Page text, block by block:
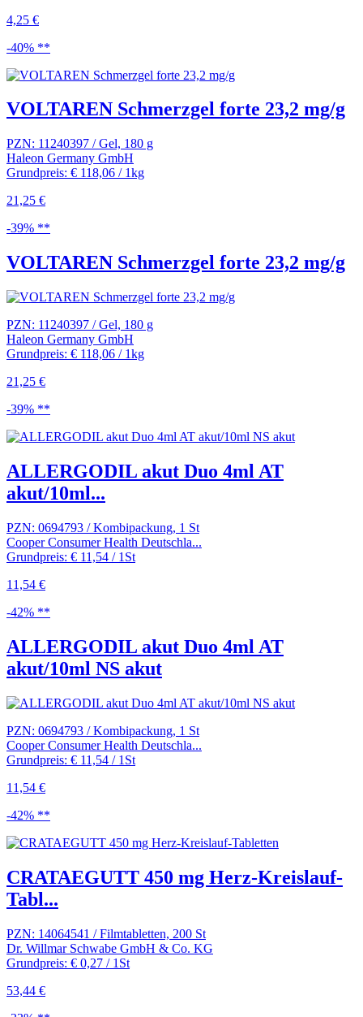
4,25 €
-40% **
VOLTAREN Schmerzgel forte 23,2 mg/g
PZN: 11240397 / Gel, 180 g
Haleon Germany GmbH
Grundpreis: € 118,06 / 1kg
21,25 €
-39% **
VOLTAREN Schmerzgel forte 23,2 mg/g
PZN: 11240397 / Gel, 180 g
Haleon Germany GmbH
Grundpreis: € 118,06 / 1kg
21,25 €
-39% **
ALLERGODIL akut Duo 4ml AT
akut/10ml...
PZN: 0694793 / Kombipackung, 1 St
Cooper Consumer Health Deutschla...
Grundpreis: € 11,54 / 1St
11,54 €
-42% **
ALLERGODIL akut Duo 4ml AT
akut/10ml NS akut
PZN: 0694793 / Kombipackung, 1 St
Cooper Consumer Health Deutschla...
Grundpreis: € 11,54 / 1St
11,54 €
-42% **
CRATAEGUTT 450 mg Herz-Kreislauf-
Tabl...
PZN: 14064541 / Filmtabletten, 200 St
Dr. Willmar Schwabe GmbH & Co. KG
Grundpreis: € 0,27 / 1St
53,44 €